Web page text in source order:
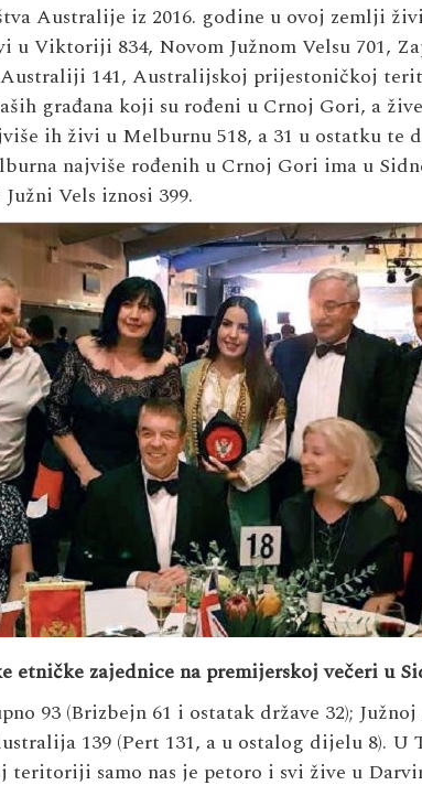
Australije iz 2016. godine u ovoj zemlji
u Viktoriji 834, Novom Južnom Velsu 701,
Australiji 141, Australijskoj prijestoničkoj
građana koji su rođeni u Crnoj Gori, a
ih živi u Melburnu 518, a 31 u ostatku te
najviše rođenih u Crnoj Gori ima u
Vels iznosi 399.
etničke zajednice na premijerskoj večeri u
93 (Brizbejn 61 i ostatak države 32);
139 (Pert 131, a u ostalog dijelu 8). U
teritoriji samo nas je petoro i svi žive u